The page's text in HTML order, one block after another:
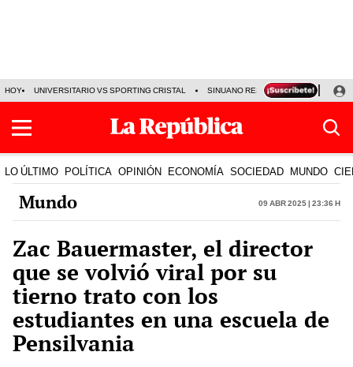
HOY UNIVERSITARIO VS SPORTING CRISTAL SINUANO RESULTADOS HOY
LO ÚLTIMO POLÍTICA OPINIÓN ECONOMÍA SOCIEDAD MUNDO
Mundo 09 Abr 2025 | 23:36 h
Zac Bauermaster, el director
que se volvió viral por su
tierno trato con los
estudiantes en una escuela de
Pensilvania